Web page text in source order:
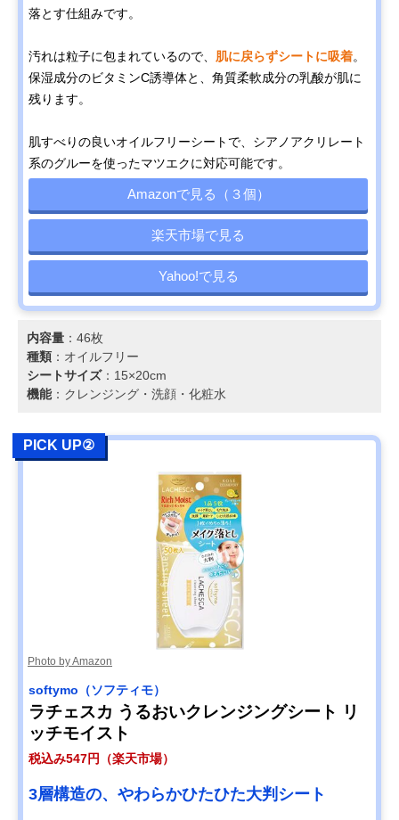
落とす仕組みです。
汚れは粒子に包まれているので、 肌に戻らずシートに吸着。
保湿成分のビタミンC誘導体と、角質柔軟成分の乳酸が肌に
残ります。
肌すべりの良いオイルフリーシートで、シアノアクリレート
系のグルーを使ったマツエクに対応可能です。
Amazonで見る（３個）
楽天市場で見る
Yahoo!で見る
内容量 ：46枚
種類 ：オイルフリー
シートサイズ：15×20cm
機能：クレンジング・洗顔・化粧水
PICK UP②
Photo by Amazon
softymo（ソフティモ）
ラチェスカ うるおいクレンジングシート リ
ッチモイスト
税込み547円（楽天市場）
3層構造の、やわらかひたひた大判シート